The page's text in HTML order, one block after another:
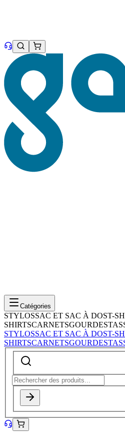
Catégories
STYLOSSAC ET SAC À DOST-
SHIRTSCARNETSGOURDES
STYLOSSAC ET SAC À DOST-
SHIRTSCARNETSGOURDES